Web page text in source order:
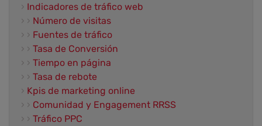
› Indicadores de tráfico web
› › Número de visitas
› › Fuentes de tráfico
› › Tasa de Conversión
› › Tiempo en página
› › Tasa de rebote
› Kpis de marketing online
› › Comunidad y Engagement RRSS
› › Tráfico PPC